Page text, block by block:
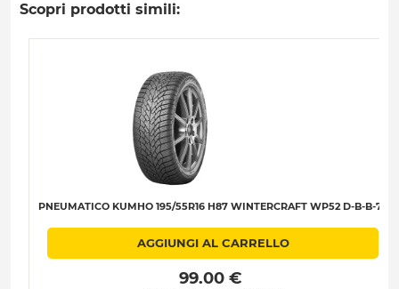
Scopri prodotti simili:
PNEUMATICO KUMHO 195/55R16 H87 WINTERCRAFT WP52 D-B-B-72
AGGIUNGI AL CARRELLO
99.00 €